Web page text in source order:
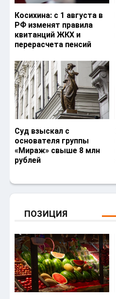
Косихина: с 1 августа в
РФ изменят правила
квитанций ЖКХ и
перерасчета пенсий
Суд взыскал с
основателя группы
«Мираж» свыше 8 млн
рублей
ПОЗИЦИЯ